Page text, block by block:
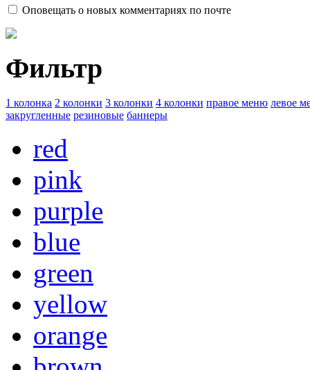
Оповещать о новых комментариях по почте
Фильтр
1 колонка 2 колонки 3 колонки 4 колонки правое меню левое
закругленные резиновые баннеры
red
pink
purple
blue
green
yellow
orange